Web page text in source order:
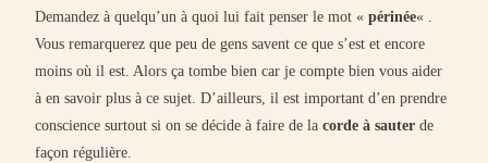
Demandez à quelqu’un à quoi lui fait penser le mot «périnée« .
Vous remarquerez que peu de gens savent ce que s’est et encore
moins où il est. Alors ça tombe bien car je compte bien vous aider
à en savoir plus à ce sujet. D’ailleurs, il est important d’en prendre
conscience surtout si on se décide à faire de lacorde à sauter de
façon régulière.